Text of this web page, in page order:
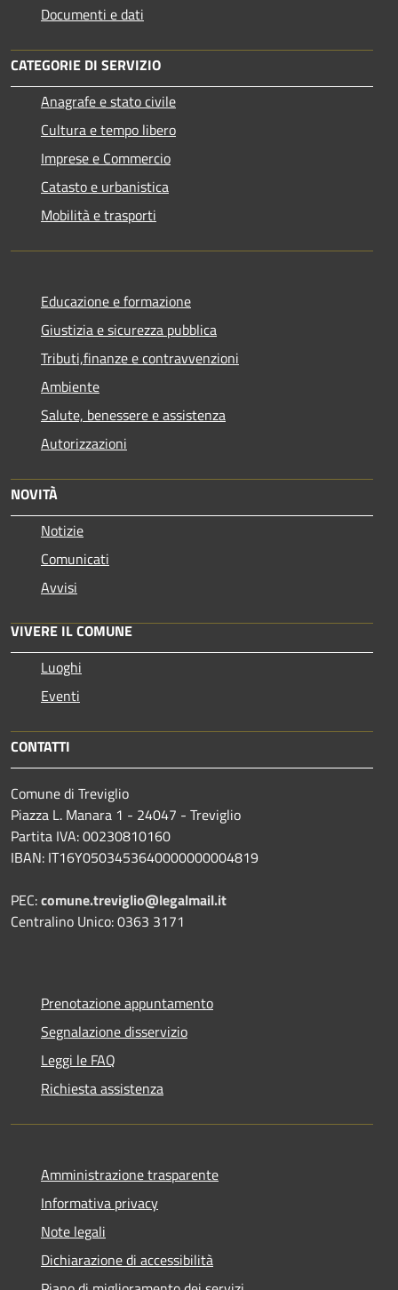
Documenti e dati
CATEGORIE DI SERVIZIO
Anagrafe e stato civile
Cultura e tempo libero
Imprese e Commercio
Catasto e urbanistica
Mobilità e trasporti
Educazione e formazione
Giustizia e sicurezza pubblica
Tributi,finanze e contravvenzioni
Ambiente
Salute, benessere e assistenza
Autorizzazioni
NOVITÀ
Notizie
Comunicati
Avvisi
VIVERE IL COMUNE
Luoghi
Eventi
CONTATTI
Comune di Treviglio
Piazza L. Manara 1 - 24047 - Treviglio
Partita IVA: 00230810160
IBAN: IT16Y0503453640000000004819
PEC:comune.treviglio@legalmail.it
Centralino Unico: 0363 3171
Prenotazione appuntamento
Segnalazione disservizio
Leggi le FAQ
Richiesta assistenza
Amministrazione trasparente
Informativa privacy
Note legali
Dichiarazione di accessibilità